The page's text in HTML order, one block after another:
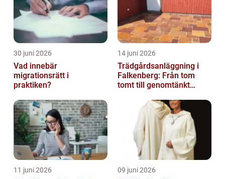
30 juni 2026
Vad innebär
migrationsrätt i
praktiken?
14 juni 2026
Trädgårdsanläggning i
Falkenberg: Från tom
tomt till genomtänkt
11 juni 2026 09 juni 2026